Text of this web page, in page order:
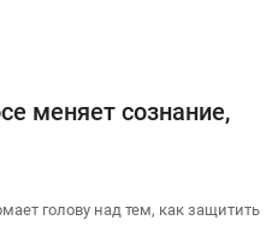
меняет сознание,
голову над тем, как защитить